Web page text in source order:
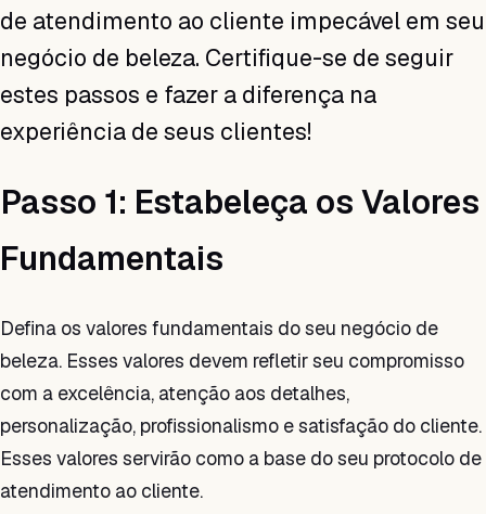
de atendimento ao cliente impecável em seu
negócio de beleza. Certifique-se de seguir
estes passos e fazer a diferença na
experiência de seus clientes!
Passo 1: Estabeleça os Valores
Fundamentais
Defina os valores fundamentais do seu negócio de
beleza. Esses valores devem refletir seu compromisso
com a excelência, atenção aos detalhes,
personalização, profissionalismo e satisfação do cliente.
Esses valores servirão como a base do seu protocolo de
atendimento ao cliente.